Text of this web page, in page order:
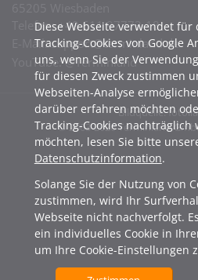
Diese Webseite verwendet für
Tracking-Cookies von Google
uns, wenn Sie der
für diesen Zweck zustimmen
Webseiten-Analyse
darüber erfahren möchten
Tracking-Cookies nachträglich
möchten, lesen Sie bitte
Datenschutzinformation.
Solange Sie der Nutzung von
zustimmen, wird Ihr
Webseite nicht nachverfolgt.
ein individuelles Cookie in
um Ihre Cookie-Einstellungen
Telefon: +49 611 97773-18
E-Mail:support@terminland.de
YouTube:@Terminland
Bildquelle:
© 2003-2026 Terminland